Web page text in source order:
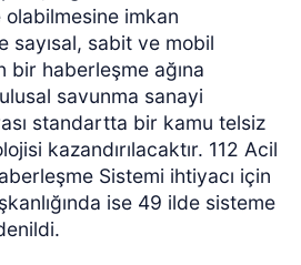
imkan
sayısal, sabit ve mobil
bir haberleşme ağına
savunma sanayi
standartta bir kamu telsiz
kazandırılacaktır. 112 Acil
Sistemi ihtiyacı için
ise 49 ilde sisteme